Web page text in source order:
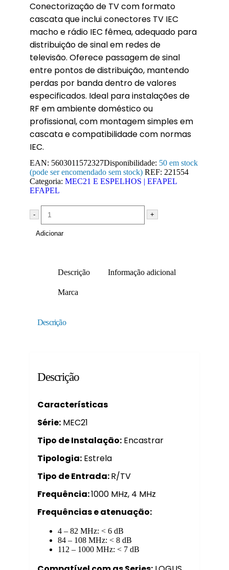
Conectorização de TV com formato
cascata que inclui conectores TV IEC
macho e rádio IEC fêmea, adequado para
distribuição de sinal em redes de
televisão. Oferece passagem de sinal
entre pontos de distribuição, mantendo
perdas por banda dentro de valores
especificados. Ideal para instalações de
RF em ambiente doméstico ou
profissional, com montagem simples em
cascata e compatibilidade com normas
IEC.
EAN: 5603011572327Disponibilidade: 50 em stock
(pode ser encomendado sem stock) REF: 221554
Categoria: MEC21 E ESPELHOS | EFAPEL
EFAPEL
- +
Adicionar
Descrição Informação adicional
Marca
Descrição
Descrição
Características
Série: MEC21
Tipo de Instalação: Encastrar
Tipologia: Estrela
Tipo de Entrada:R/TV
Frequência:1000 MHz, 4 MHz
Frequências e atenuação:
4 – 82 MHz: < 6 dB
84 – 108 MHz: < 8 dB
112 – 1000 MHz: < 7 dB